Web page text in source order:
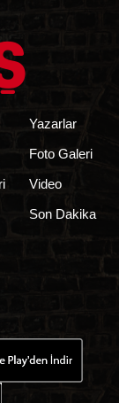
Yazarlar
Foto Galeri
Video
Son Dakika